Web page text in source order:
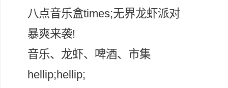
八点音乐盒times;无界龙虾派对
暴爽来袭!
音乐、龙虾、啤酒、市集
hellip;hellip;